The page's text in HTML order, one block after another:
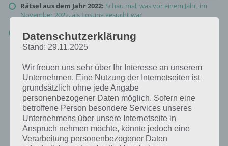
Rätsel aus dem Jahr 2022: Schau mal, was vor einem Jahr, im
November 2022, als Lösung gesucht war
Zur Übersicht:
4 Bilder 1 Wort Lösungen zu Plitsch-Platsch im
November 2023!
Datenschutzerklärung
Stand: 29.11.2025
Wir freuen uns sehr über Ihr Interesse an unserem
Unternehmen. Eine Nutzung der Internetseiten ist
grundsätzlich ohne jede Angabe
personenbezogener Daten möglich. Sofern eine
betroffene Person besondere Services unseres
Unternehmens über unsere Internetseite in
Anspruch nehmen möchte, könnte jedoch eine
Verarbeitung personenbezogener Daten